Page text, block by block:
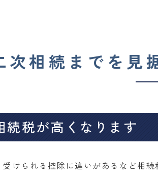
次相続までを見
続税が高くなります
けられる控除に違いがあるなど相